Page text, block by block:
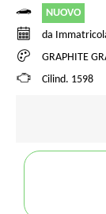
NUOVO
da
GRAPHITE
Cilind. 1598